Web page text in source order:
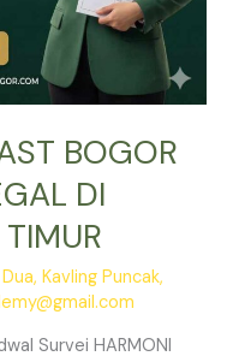
BOGOR
DI
,Kavling Puncak,
Survei HARMONI